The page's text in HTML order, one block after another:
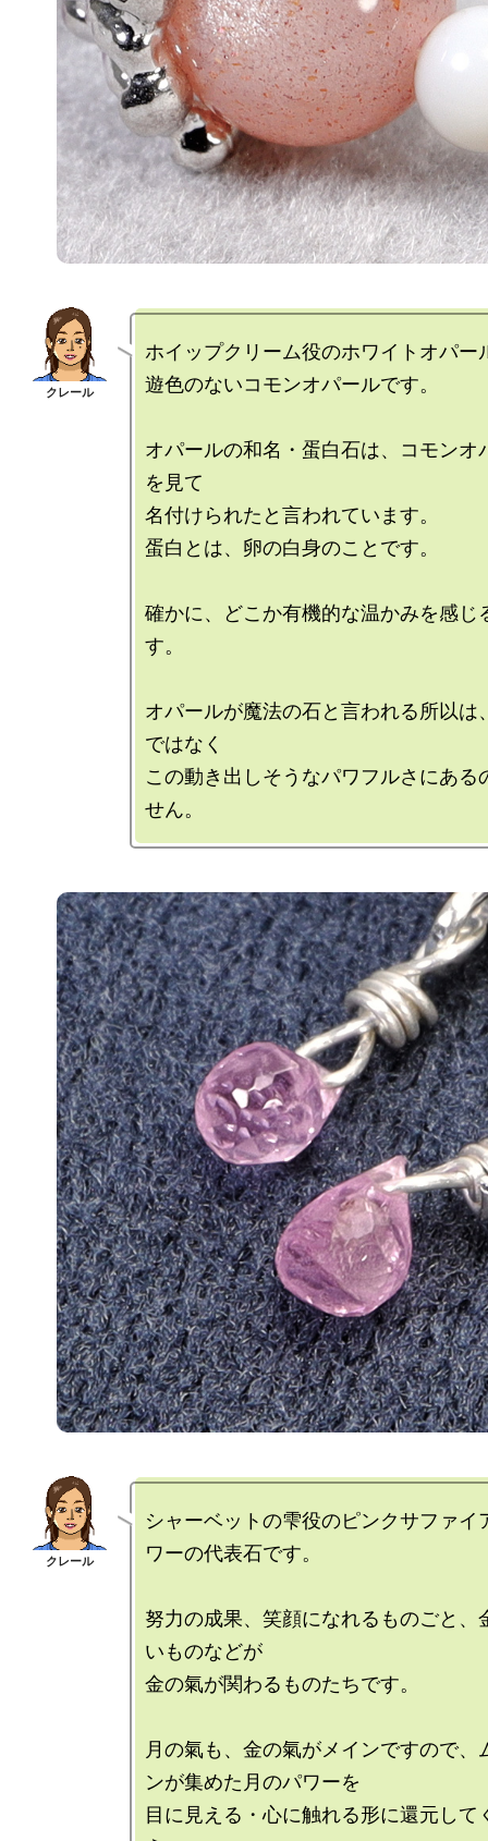
ホイップクリーム役のホワイトオパー
遊色のないコモンオパールです。
オパールの和名・蛋白石は、コモンオ
を見て
名付けられたと言われています。
蛋白とは、卵の白身のことです。
確かに、どこか有機的な温かみを感じ
す。
オパールが魔法の石と言われる所以は
ではなく
この動き出しそうなパワフルさにある
シャーベットの雫役のピンクサファイ
ワーの代表石です。
努力の成果、笑顔になれるものごと、
いものなどが
金の氣が関わるものたちです。
月の氣も、金の氣がメインですので、
ンが集めた月のパワーを
目に見える・心に触れる形に還元して